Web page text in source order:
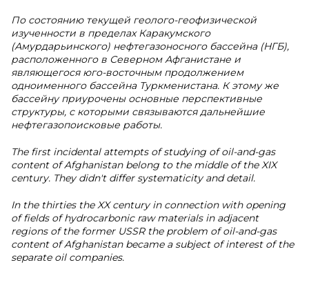
По состоянию текущей геолого-геофизической
изученности в пределах Каракумского
(Амурдарьинского) нефтегазоносного бассейна (НГБ),
расположенного в Северном Афганистане и
являющегося юго-восточным продолжением
одноименного бассейна Туркменистана. К этому же
бассейну приурочены основные перспективные
структуры, с которыми связываются дальнейшие
нефтегазопоисковые работы.
The first incidental attempts of studying of oil-and-gas
content of Afghanistan belong to the middle of the XIX
century. They didn't differ systematicity and detail.
In the thirties the XX century in connection with opening
of fields of hydrocarbonic raw materials in adjacent
regions of the former USSR the problem of oil-and-gas
content of Afghanistan became a subject of interest of the
separate oil companies.